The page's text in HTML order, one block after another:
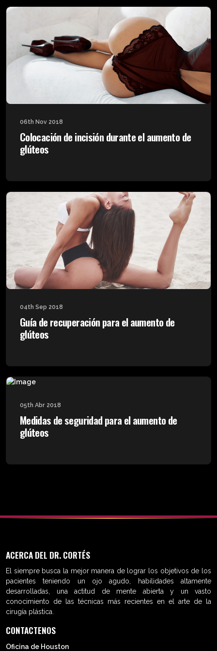
06th Nov 2018
Colocación de incisión durante el aumento de
glúteos
04th Sep 2018
Guía de recuperación para el aumento de
glúteos
05th Abr 2018
Medidas de seguridad para el aumento de
glúteos
ACERCA DEL DR. CORTÉS
El siempre busca la mejor manera de lograr los objetivos de los
pacientes teniendo un ojo agudo, habilidades altamente
desarrolladas, una actitud de mente abierta y un vasto
conocimiento de las técnicas más recientes en el arte de la
cirugía plástica.
CONTACTENOS
Oficina de Houston